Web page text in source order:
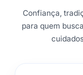
Confiança,
para quem